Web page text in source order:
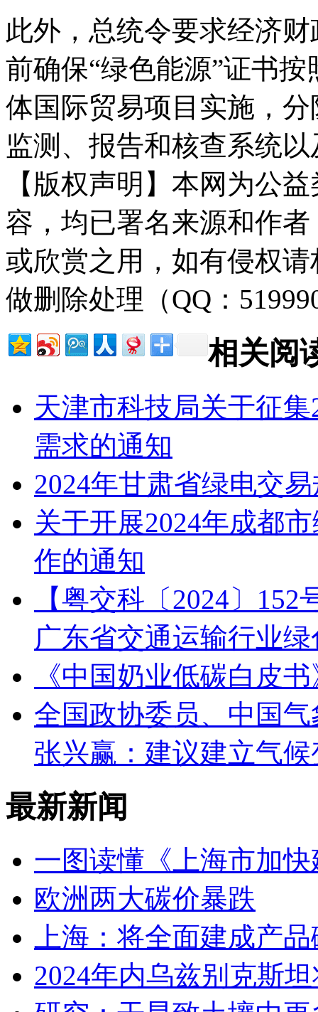
此外，总统令要求经济
前确保“绿色能源”证书
体国际贸易项目实施，
监测、报告和核查系统
【版权声明】本网为公
容，均已署名来源和作
或欣赏之用，如有侵权
做删除处理（QQ：
相关阅
天津市科技局关于征
需求的通知
2024年甘肃省绿电交
关于开展2024年成都
作的通知
【粤交科〔2024〕
广东省交通运输行业
《中国奶业低碳白皮
全国政协委员、中国
张兴赢：建议建立气
最新新闻
一图读懂《上海市加
欧洲两大碳价暴跌
上海：将全面建成产
2024年内乌兹别克斯